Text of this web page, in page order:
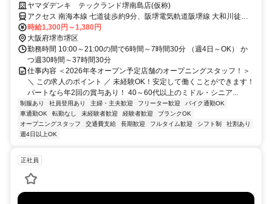
心！社割で家電をお得にGET！
ヤマダデンキ テックランド堺南島店(仮称)
アクセス 南海本線 七道徒歩約9分、阪堺電気軌道阪堺線 大和川徒歩
約12分、OsakaMetro四つ橋線 住之江公園4番口徒歩約24分 ※「七道
駅」より徒歩10分程度
時給1,300円～1,380円
大阪府堺市堺区
勤務時間 10:00～21:00の間で6時間～7時間30分 （週4日～OK） か
つ週30時間～37時間30分
仕事内容 ＜2026年冬オープン予定店舗のオープニングスタッフ！＞
＼ この求人のポイント ／ 未経験OK！安定して働くことができます！
パートなら年2回の賞与あり！ 40～60代以上のミドル・シニア...
制服あり 社員登用あり 主婦・主夫歓迎 フリーター歓迎
バイク通勤OK
車通勤OK
転勤なし 未経験者歓迎 経験者歓迎
ブランクOK
オープニングスタッフ
交通費支給 長期歓迎 フルタイム歓迎 シフト制
社割あり
週4日以上OK
正社員